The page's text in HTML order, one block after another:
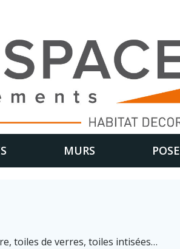
MURS POSE
toiles de verres, toiles intisées…